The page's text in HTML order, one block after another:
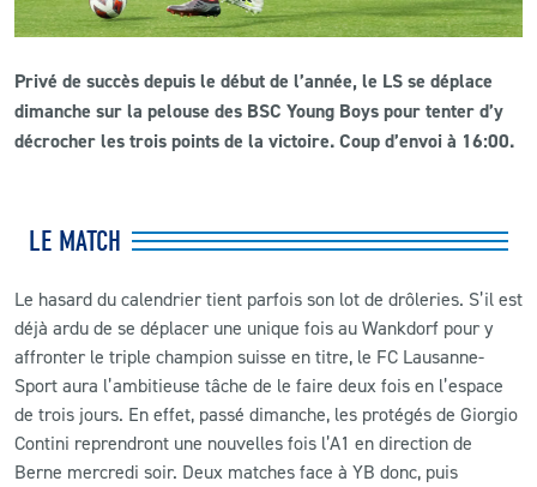
ACTUALITÉS
LS E-SHOP
L’APP DU LS
MATCH DES CELEBRITES
PRESSE ET MEDIAS
Privé de succès depuis le début de l’année, le LS se déplace
dimanche sur la pelouse des BSC Young Boys pour tenter d’y
décrocher les trois points de la victoire. Coup d’envoi à 16:00.
LE MATCH
Le hasard du calendrier tient parfois son lot de drôleries. S’il est
déjà ardu de se déplacer une unique fois au Wankdorf pour y
affronter le triple champion suisse en titre, le FC Lausanne-
Sport aura l’ambitieuse tâche de le faire deux fois en l’espace
de trois jours. En effet, passé dimanche, les protégés de Giorgio
Contini reprendront une nouvelles fois l’A1 en direction de
Berne mercredi soir. Deux matches face à YB donc, puis